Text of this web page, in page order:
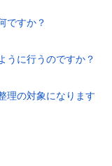
ですか？
うに行うのですか？
理の対象になります